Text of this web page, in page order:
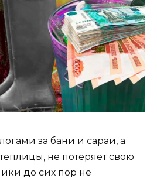
за бани и сараи, а
не потеряет свою
до сих пор не